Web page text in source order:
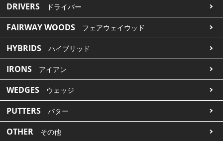
DRIVERS ドライバー
FAIRWAY WOODS フェアウェイウッド
HYBRIDS ハイブリッド
IRONS アイアン
WEDGES ウェッジ
PUTTERS パター
OTHER その他